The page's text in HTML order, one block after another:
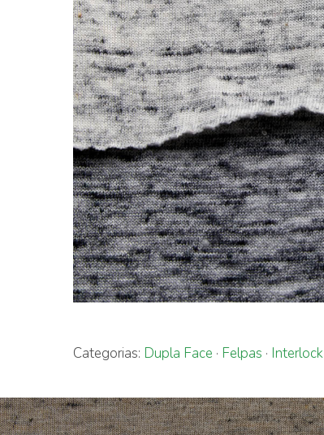
Categorias: Dupla Face · Felpas · Interlock